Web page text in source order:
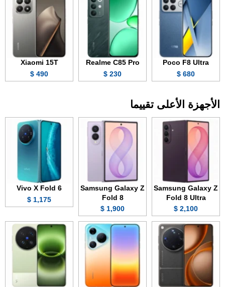
Poco F8 Ultra
680 $
Realme C85 Pro
230 $
Xiaomi 15T
490 $
الأجهزة الأعلى تقييما
Samsung Galaxy Z
Fold 8 Ultra
2,100 $
Samsung Galaxy Z
Fold 8
1,900 $
Vivo X Fold 6
1,175 $